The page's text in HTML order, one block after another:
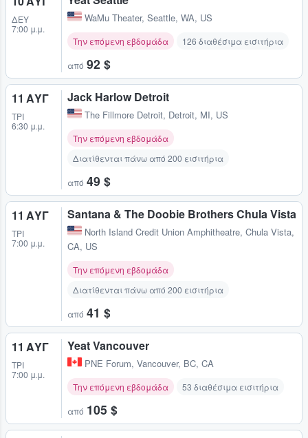
ΔΕΥ
7:00 μ.μ.
WaMu Theater, Seattle, WA, US
Την επόμενη εβδομάδα 126 διαθέσιμα εισιτήρια
από 92 $
11 ΑΥΓ
ΤΡΊ
6:30 μ.μ.
Jack Harlow Detroit
The Fillmore Detroit, Detroit, MI, US
Την επόμενη εβδομάδα
Διατίθενται πάνω από 200 εισιτήρια
από 49 $
11 ΑΥΓ
ΤΡΊ
7:00 μ.μ.
Santana & The Doobie Brothers Chula Vista
North Island Credit Union Amphitheatre, Chula Vista,
CA, US
Την επόμενη εβδομάδα
Διατίθενται πάνω από 200 εισιτήρια
από 41 $
11 ΑΥΓ
ΤΡΊ
7:00 μ.μ.
Yeat Vancouver
PNE Forum, Vancouver, BC, CA
Την επόμενη εβδομάδα 53 διαθέσιμα εισιτήρια
από 105 $